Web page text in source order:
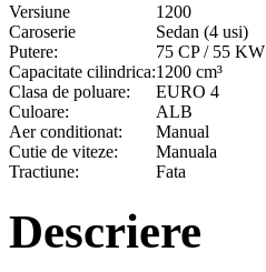
Versiune
1200
Caroserie
Sedan (4 usi)
Putere:
75 CP / 55 KW
Capacitate cilindrica:1200 cm³
Clasa de poluare:
EURO 4
Culoare:
ALB
Aer conditionat:
Manual
Cutie de viteze:
Manuala
Tractiune:
Fata
Descriere